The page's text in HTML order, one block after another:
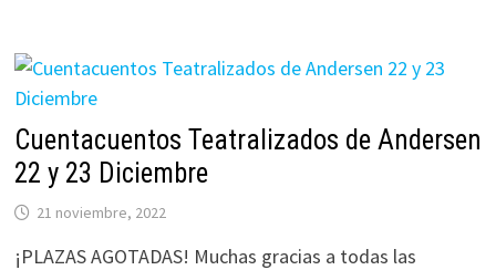
Cuentacuentos Teatralizados de Andersen
22 y 23 Diciembre
21 noviembre, 2022
¡PLAZAS AGOTADAS! Muchas gracias a todas las